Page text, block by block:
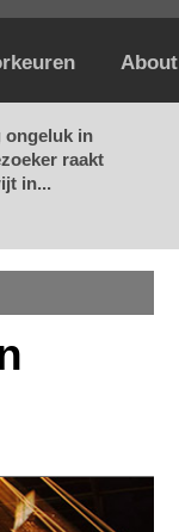
About
ongeluk in
raakt
in...